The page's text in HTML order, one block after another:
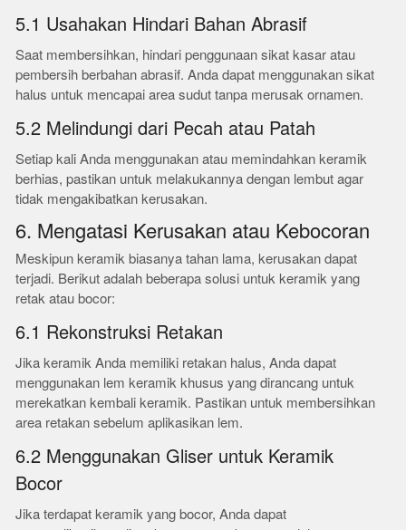
5.1 Usahakan Hindari Bahan Abrasif
Saat membersihkan, hindari penggunaan sikat kasar atau
pembersih berbahan abrasif. Anda dapat menggunakan sikat
halus untuk mencapai area sudut tanpa merusak ornamen.
5.2 Melindungi dari Pecah atau Patah
Setiap kali Anda menggunakan atau memindahkan keramik
berhias, pastikan untuk melakukannya dengan lembut agar
tidak mengakibatkan kerusakan.
6. Mengatasi Kerusakan atau Kebocoran
Meskipun keramik biasanya tahan lama, kerusakan dapat
terjadi. Berikut adalah beberapa solusi untuk keramik yang
retak atau bocor:
6.1 Rekonstruksi Retakan
Jika keramik Anda memiliki retakan halus, Anda dapat
menggunakan lem keramik khusus yang dirancang untuk
merekatkan kembali keramik. Pastikan untuk membersihkan
area retakan sebelum aplikasikan lem.
6.2 Menggunakan Gliser untuk Keramik
Bocor
Jika terdapat keramik yang bocor, Anda dapat